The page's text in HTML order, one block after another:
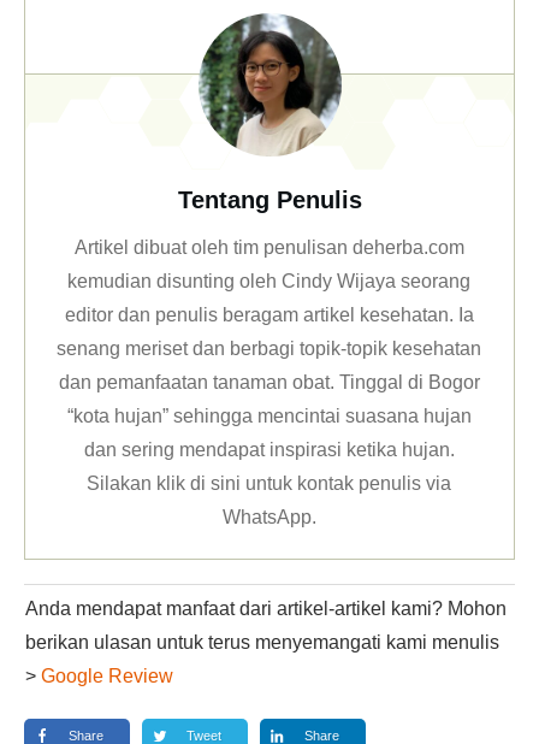
Tentang Penulis
Artikel dibuat oleh tim penulisan deherba.com
kemudian disunting oleh Cindy Wijaya seorang
editor dan penulis beragam artikel kesehatan. Ia
senang meriset dan berbagi topik-topik kesehatan
dan pemanfaatan tanaman obat. Tinggal di Bogor
“kota hujan” sehingga mencintai suasana hujan
dan sering mendapat inspirasi ketika hujan.
Silakan klikdi sini untuk kontak penulis via
WhatsApp.
Anda mendapat manfaat dari artikel-artikel kami? Mohon
berikan ulasan untuk terus menyemangati kami menulis
> Google Review
Share Tweet Share